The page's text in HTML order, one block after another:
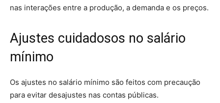
nas interações entre a produção, a demanda e os preços.
Ajustes cuidadosos no salário
mínimo
Os ajustes no salário mínimo são feitos com precaução
para evitar desajustes nas contas públicas.